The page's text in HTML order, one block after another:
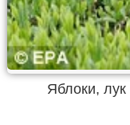
Яблоки,